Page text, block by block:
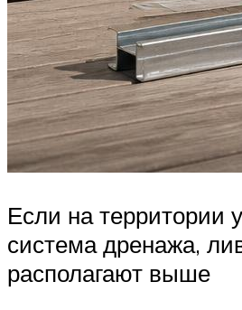
Если на территории
система дренажа,
располагают выше